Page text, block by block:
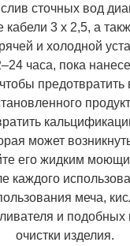
сточных вод
кабели 3 x 2,5, а
и холодной
часа, пока
предотвратить
может
его жидким
каждого
меча,
и
очистки изделия.